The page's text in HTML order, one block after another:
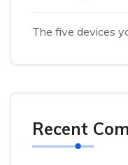
The five devices
Recent